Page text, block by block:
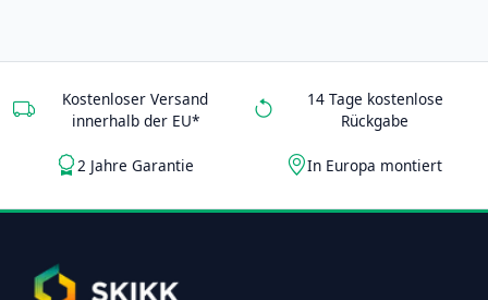
Kostenloser Versand
innerhalb der EU*
14 Tage kostenlose
Rückgabe
2 Jahre Garantie In Europa montiert